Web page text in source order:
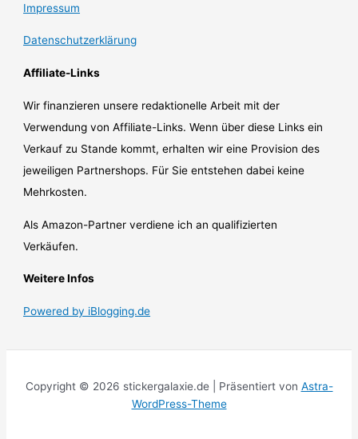
Impressum
Datenschutzerklärung
Affiliate-Links
Wir finanzieren unsere redaktionelle Arbeit mit der
Verwendung von Affiliate-Links. Wenn über diese Links ein
Verkauf zu Stande kommt, erhalten wir eine Provision des
jeweiligen Partnershops. Für Sie entstehen dabei keine
Mehrkosten.
Als Amazon-Partner verdiene ich an qualifizierten
Verkäufen.
Weitere Infos
Powered by iBlogging.de
Copyright © 2026 stickergalaxie.de | Präsentiert von Astra-
WordPress-Theme